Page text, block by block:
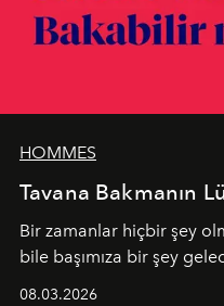
HOMMES
Tavana Bakmanın
Bir zamanlar hiçbir şey
bile başımıza bir şey
08.03.2026